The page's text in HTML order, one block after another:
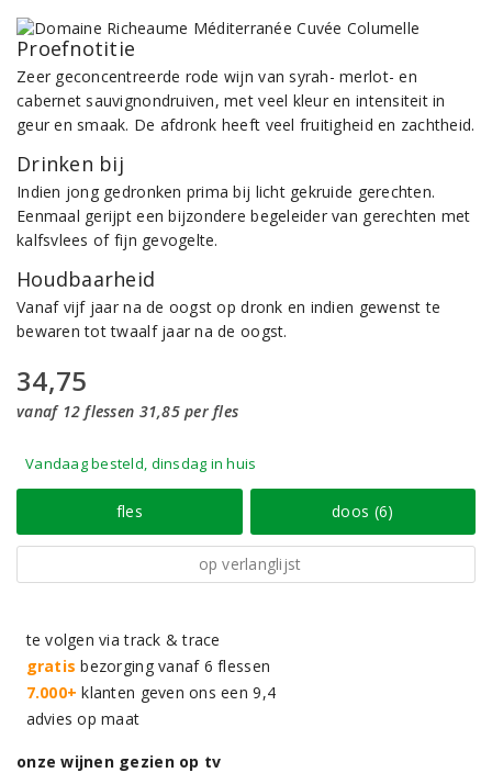
Proefnotitie
Zeer geconcentreerde rode wijn van syrah- merlot- en
cabernet sauvignondruiven, met veel kleur en intensiteit in
geur en smaak. De afdronk heeft veel fruitigheid en zachtheid.
Drinken bij
Indien jong gedronken prima bij licht gekruide gerechten.
Eenmaal gerijpt een bijzondere begeleider van gerechten met
kalfsvlees of fijn gevogelte.
Houdbaarheid
Vanaf vijf jaar na de oogst op dronk en indien gewenst te
bewaren tot twaalf jaar na de oogst.
34,75
vanaf 12 flessen 31,85 per fles
Vandaag besteld, dinsdag in huis
fles doos (6)
op verlanglijst
te volgen via track & trace
gratis bezorging vanaf 6 flessen
7.000+ klanten geven ons een 9,4
advies op maat
onze wijnen gezien op tv